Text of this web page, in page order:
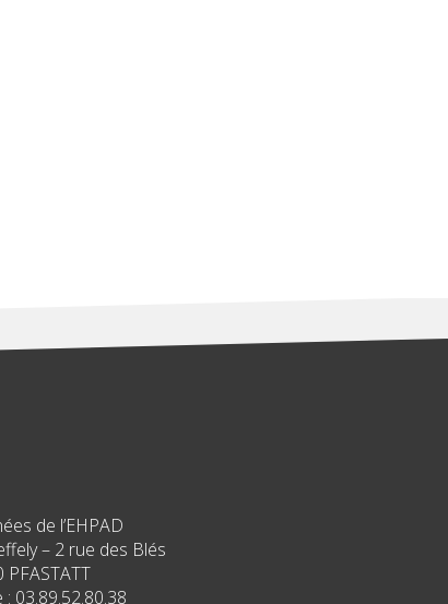
de l’EHPAD
– 2 rue des Blés
PFASTATT
03.89.52.80.38